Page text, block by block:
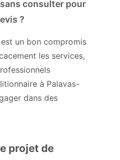
consulter pour
?
est un bon compromis
les services,
à Palavas-
dans des
projet de